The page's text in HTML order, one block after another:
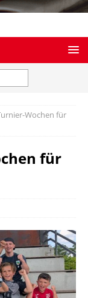
Wochen für
für